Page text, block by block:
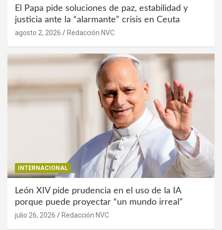
El Papa pide soluciones de paz, estabilidad y
justicia ante la “alarmante” crisis en Ceuta
agosto 2, 2026 Redacción NVC
INTERNACIONAL
León XIV pide prudencia en el uso de la IA
porque puede proyectar “un mundo irreal”
julio 26, 2026 Redacción NVC